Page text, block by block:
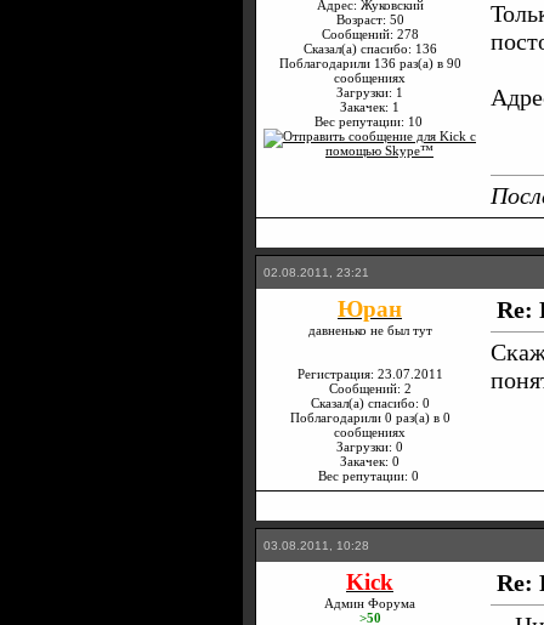
Адрес: Жуковский
Возраст: 50
Сообщений: 278
Сказал(а) спасибо: 136
Поблагодарили 136 раз(а) в 90
сообщениях
Загрузки: 1
Закачек: 1
Вес репутации: 10
02.08.2011, 23:21
Юран
давненько не был тут
Регистрация: 23.07.2011
Сообщений: 2
Сказал(а) спасибо: 0
Поблагодарили 0 раз(а) в 0
сообщениях
Загрузки: 0
Закачек: 0
Вес репутации: 0
Re:
03.08.2011, 10:28
Kick
Админ Форума
>50
Re: